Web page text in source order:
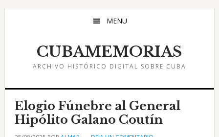
Saltar
Saltar
Saltar
MENU
CUBAMEMORIAS
ARCHIVO HISTÓRICO DIGITAL SOBRE CUBA
Elogio Fúnebre al General
Hipólito Galano Coutín